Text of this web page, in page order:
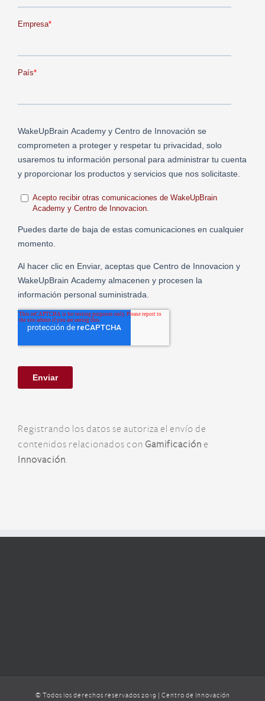
Registrando los datos se autoriza el envío de
contenidos relacionados con Gamificación e
Innovación.
© Todos los derechos reservados 2019 | Centro de Innovación